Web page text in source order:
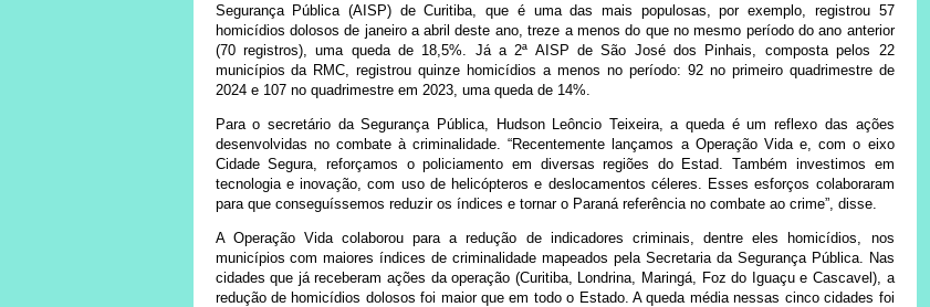
Segurança Pública (AISP) de Curitiba, que é uma das mais populosas, por exemplo, registrou 57
homicídios dolosos de janeiro a abril deste ano, treze a menos do que no mesmo período do ano anterior
(70 registros), uma queda de 18,5%. Já a 2ª AISP de São José dos Pinhais, composta pelos 22
municípios da RMC, registrou quinze homicídios a menos no período: 92 no primeiro quadrimestre de
2024 e 107 no quadrimestre em 2023, uma queda de 14%.
Para o secretário da Segurança Pública, Hudson Leôncio Teixeira, a queda é um reflexo das ações
desenvolvidas no combate à criminalidade. “Recentemente lançamos a Operação Vida e, com o eixo
Cidade Segura, reforçamos o policiamento em diversas regiões do Estad. Também investimos em
tecnologia e inovação, com uso de helicópteros e deslocamentos céleres. Esses esforços colaboraram
para que conseguíssemos reduzir os índices e tornar o Paraná referência no combate ao crime”, disse.
A Operação Vida colaborou para a redução de indicadores criminais, dentre eles homicídios, nos
municípios com maiores índices de criminalidade mapeados pela Secretaria da Segurança Pública. Nas
cidades que já receberam ações da operação (Curitiba, Londrina, Maringá, Foz do Iguaçu e Cascavel), a
redução de homicídios dolosos foi maior que em todo o Estado. A queda média nessas cinco cidades foi